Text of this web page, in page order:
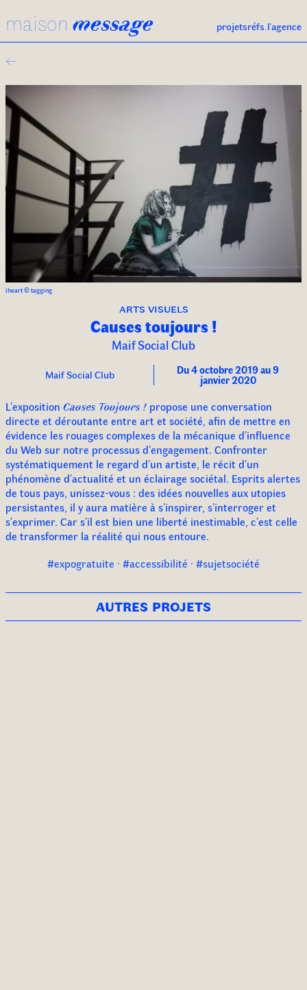
maison message projetsréfs. l'agence
←
iheart © tagging
arts visuels
Causes toujours !
Maif Social Club
Maif Social Club Du 4 octobre 2019 au 9
janvier 2020
L’exposition Causes Toujours ! propose une conversation
directe et déroutante entre art et société, afin de mettre en
évidence les rouages complexes de la mécanique d’influence
du Web sur notre processus d’engagement. Confronter
systématiquement le regard d’un artiste, le récit d’un
phénomène d’actualité et un éclairage sociétal. Esprits alertes
de tous pays, unissez-vous : des idées nouvelles aux utopies
persistantes, il y aura matière à s’inspirer, s’interroger et
s’exprimer. Car s’il est bien une liberté inestimable, c’est celle
de transformer la réalité qui nous entoure.
#expogratuite · #accessibilité · #sujetsociété
autres projets